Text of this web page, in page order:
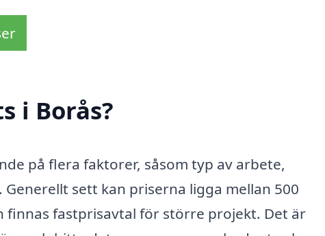
i Borås?
på flera faktorer, såsom typ av arbete,
sett kan priserna ligga mellan 500
finnas fastprisavtal för större projekt. Det är